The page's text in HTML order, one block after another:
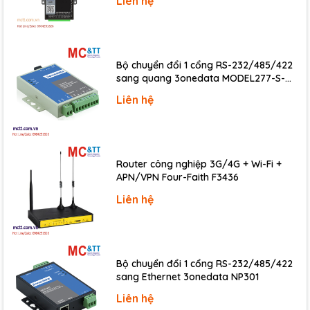
Common Voltage
Protection
Overvoltage
Protection
240 Vrms
Overcurrent
Protection
Yes, 50 mA at 110 VDC
Individual
Configuration
COM Ports
Ports
Data Format
N, 8, 1
Protocol
Bộ chuyển đổi 1 cổng RS-232/485/422
sang quang 3onedata MODEL277-S-
20KM)
Liên hệ
Router công nghiệp 3G/4G + Wi-Fi +
APN/VPN Four-Faith F3436
Liên hệ
Bộ chuyển đổi 1 cổng RS-232/485/422
sang Ethernet 3onedata NP301
Liên hệ